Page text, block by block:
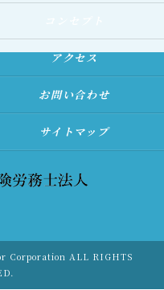
アクセス
お問い合わせ
サイトマップ
Corporation ALL RIGHTS